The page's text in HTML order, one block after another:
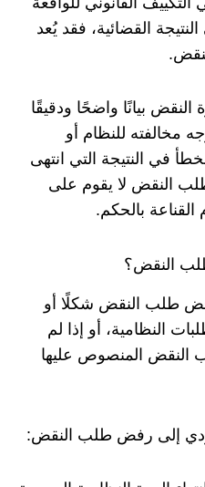
القضائية، فقد يُعد
بيانًا واضحًا ودقيقًا
مخالفته للنظام أو
في النتيجة التي انتهى
النقض لا يقوم على
القناعة بالحكم.
النقض؟
طلب النقض شكلًا أو
النظامية، أو إذا لم
النقض المنصوص عليها
إلى رفض طلب النقض: